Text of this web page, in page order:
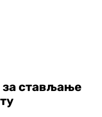
за стављање